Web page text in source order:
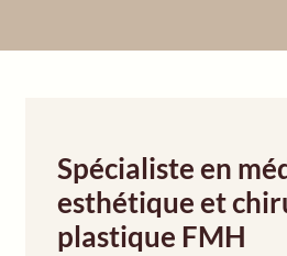
Spécialiste en
esthétique et
plastique FMH